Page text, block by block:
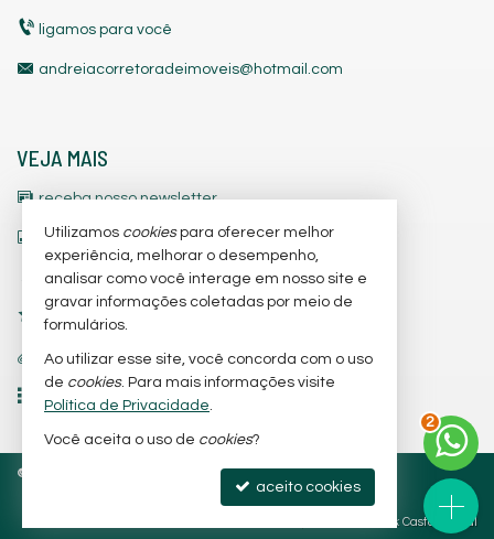
ligamos para você
andreiacorretoradeimoveis@hotmail.com
VEJA MAIS
receba nosso newsletter
indicadores financeiros
cadastre seu imóvel
imóveis favoritos
trabalhe conosco
mapa de imóveis
© Política de Privacidade
Site para imobiliárias: Castel Digital
3
Utilizamos cookiespara oferecer melhor
experiência, melhorar o desempenho,
analisar como você interage em nosso site e
gravar informações coletadas por meio de
formulários.
Ao utilizar esse site, você concorda com o uso
de cookies. Para mais informações visite
Política de Privacidade.
Você aceita o uso de cookies?
aceito cookies